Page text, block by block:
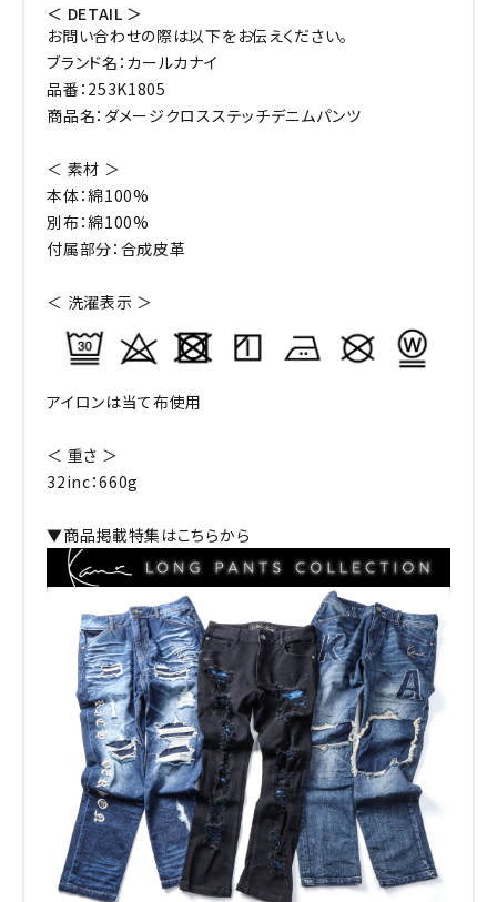
＜ DETAIL ＞
お問い合わせの際は以下をお伝えください。
ブランド名：カールカナイ
品番：253K1805
商品名：ダメージクロスステッチデニムパンツ
＜ 素材 ＞
本体：綿100%
別布：綿100%
付属部分：合成皮革
＜ 洗濯表示 ＞
アイロンは当て布使用
＜ 重さ ＞
32inc：660g
▼商品掲載特集はこちらから